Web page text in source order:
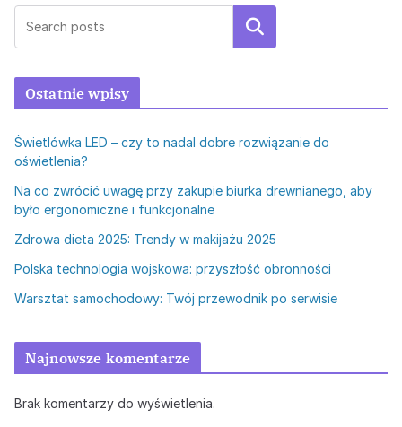
Szukaj
Ostatnie wpisy
Świetlówka LED – czy to nadal dobre rozwiązanie do
oświetlenia?
Na co zwrócić uwagę przy zakupie biurka drewnianego, aby
było ergonomiczne i funkcjonalne
Zdrowa dieta 2025: Trendy w makijażu 2025
Polska technologia wojskowa: przyszłość obronności
Warsztat samochodowy: Twój przewodnik po serwisie
Najnowsze komentarze
Brak komentarzy do wyświetlenia.